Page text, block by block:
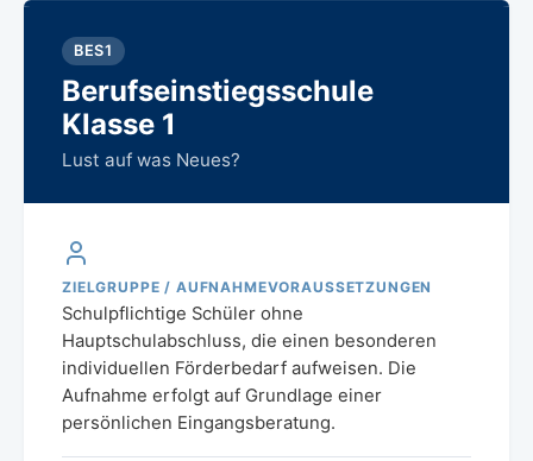
BES1
Berufseinstiegsschule
Klasse 1
Lust auf was Neues?
ZIELGRUPPE / AUFNAHMEVORAUSSETZUNGEN
Schulpflichtige Schüler ohne
Hauptschulabschluss, die einen besonderen
individuellen Förderbedarf aufweisen. Die
Aufnahme erfolgt auf Grundlage einer
persönlichen Eingangsberatung.